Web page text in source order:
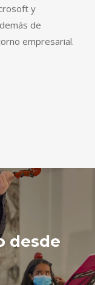
y
de
empresarial.
desde